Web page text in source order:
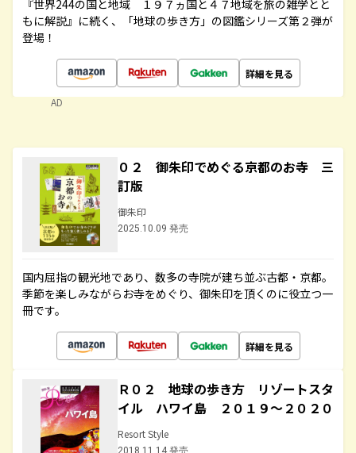
『世界244の国と地域 １９７ヵ国と４７地域を旅の雑学とと
もに解説』に続く、「地球の歩き方」の図鑑シリーズ第２弾が
登場！
詳細を見る
AD
０２ 御朱印でめぐる京都のお寺 三
訂版
御朱印
2025.10.09 発売
国内屈指の観光地であり、数多の寺院が建ち並ぶ古都・京都。
季節を楽しみながらお寺をめぐり、御朱印を頂くのに役立つ一
冊です。
詳細を見る
Ｒ０２ 地球の歩き方 リゾートスタ
イル ハワイ島 ２０１９～２０２０
Resort Style
2018.11.14 発売